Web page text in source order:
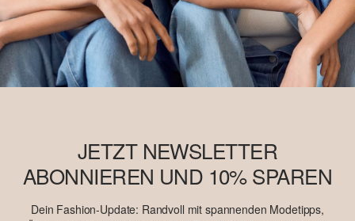
JETZT NEWSLETTER
ABONNIEREN UND 10% SPAREN
Dein Fashion-Update: Randvoll mit spannenden Modetipps,